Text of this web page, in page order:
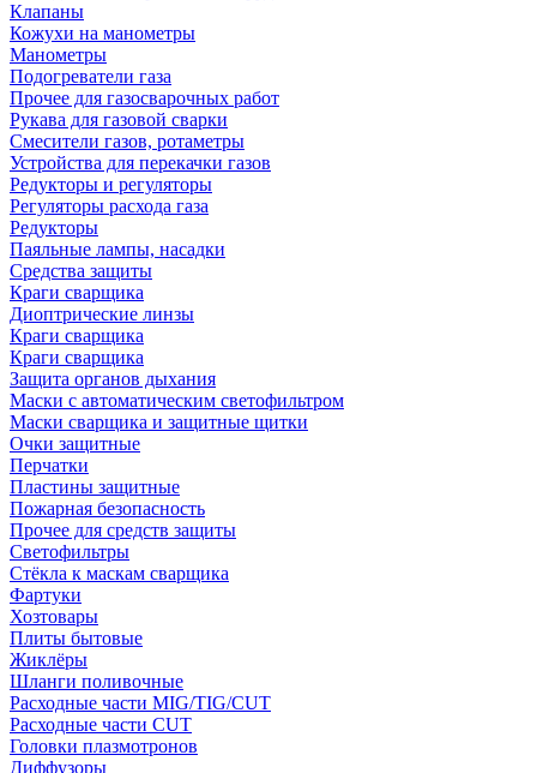
Клапаны
Кожухи на манометры
Манометры
Подогреватели газа
Прочее для газосварочных работ
Рукава для газовой сварки
Смесители газов, ротаметры
Устройства для перекачки газов
Редукторы и регуляторы
Регуляторы расхода газа
Редукторы
Паяльные лампы, насадки
Средства защиты
Краги сварщика
Диоптрические линзы
Краги сварщика
Краги сварщика
Защита органов дыхания
Маски с автоматическим светофильтром
Маски сварщика и защитные щитки
Очки защитные
Перчатки
Пластины защитные
Пожарная безопасность
Прочее для средств защиты
Светофильтры
Стёкла к маскам сварщика
Фартуки
Хозтовары
Плиты бытовые
Жиклёры
Шланги поливочные
Расходные части MIG/TIG/CUT
Расходные части CUT
Головки плазмотронов
Диффузоры